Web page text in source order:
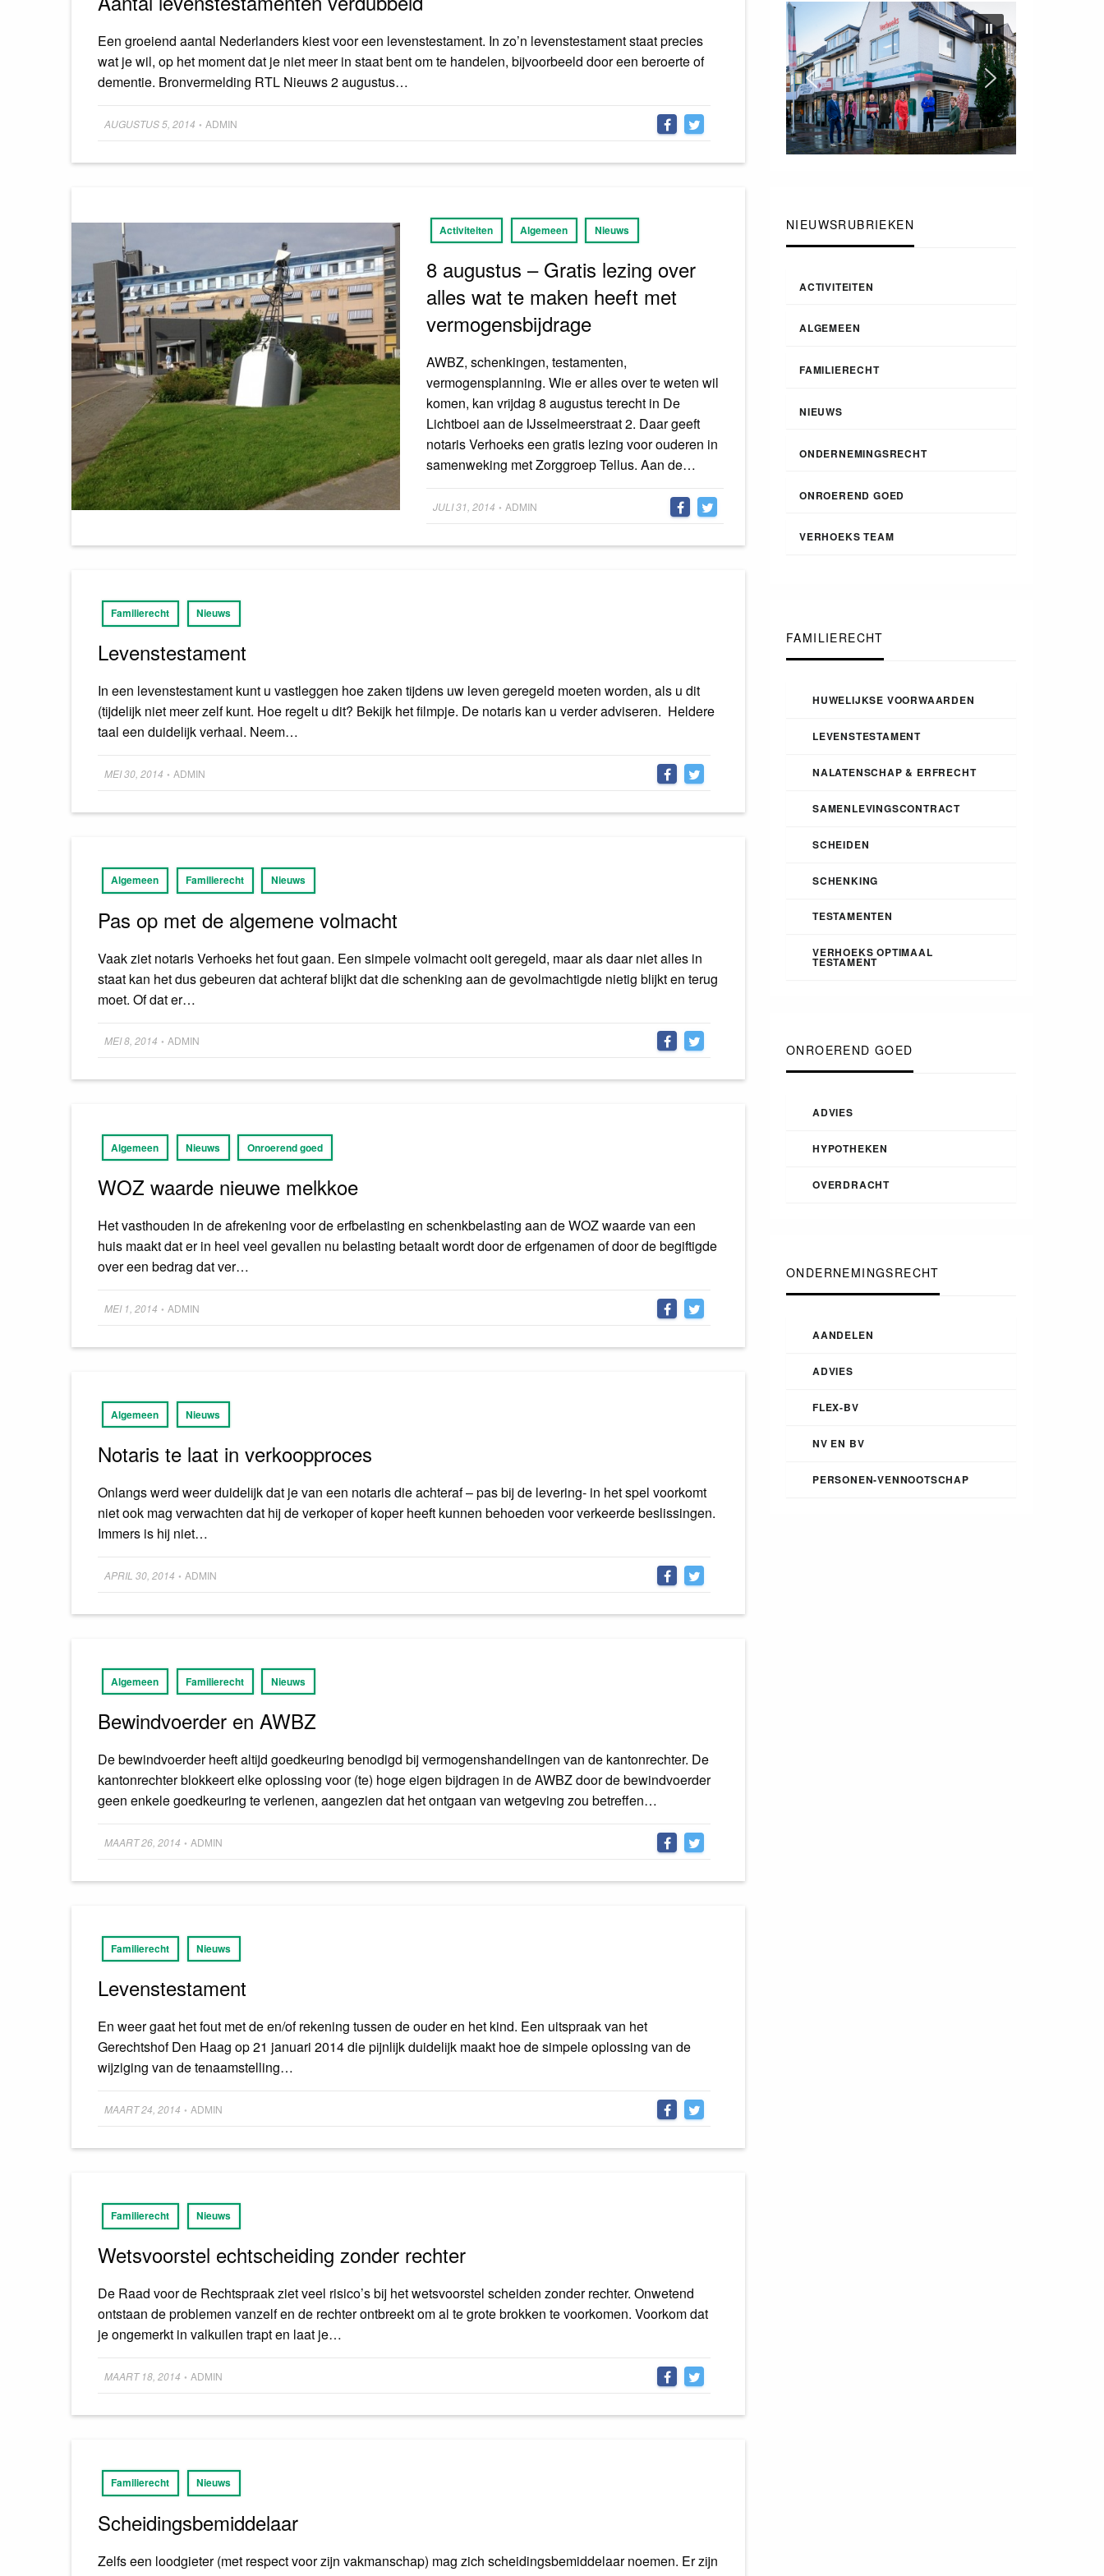
Een groeiend aantal Nederlanders kiest voor een levenstestament. In zo’n levenstestament staat precies
wat je wil, op het moment dat je niet meer in staat bent om te handelen, bijvoorbeeld door een beroerte of
dementie. Bronvermelding RTL Nieuws 2 augustus…
Posted
AUGUSTUS 5, 2014 • ADMIN
Activiteiten Algemeen Nieuws
8 augustus – Gratis lezing over
alles wat te maken heeft met
vermogensbijdrage
AWBZ, schenkingen, testamenten,
vermogensplanning. Wie er alles over te weten wil
komen, kan vrijdag 8 augustus terecht in De
Lichtboei aan de IJsselmeerstraat 2. Daar geeft
notaris Verhoeks een gratis lezing voor ouderen in
samenweking met Zorggroep Tellus. Aan de…
Posted
JULI 31, 2014 • ADMIN
Familierecht Nieuws
Levenstestament
In een levenstestament kunt u vastleggen hoe zaken tijdens uw leven geregeld moeten worden, als u dit
(tijdelijk niet meer zelf kunt. Hoe regelt u dit? Bekijk het filmpje. De notaris kan u verder adviseren. Heldere
taal een duidelijk verhaal. Neem…
Posted
MEI 30, 2014 • ADMIN
Algemeen Familierecht Nieuws
Pas op met de algemene volmacht
Vaak ziet notaris Verhoeks het fout gaan. Een simpele volmacht ooit geregeld, maar als daar niet alles in
staat kan het dus gebeuren dat achteraf blijkt dat die schenking aan de gevolmachtigde nietig blijkt en terug
moet. Of dat er…
Posted
MEI 8, 2014 • ADMIN
Algemeen Nieuws Onroerend goed
WOZ waarde nieuwe melkkoe
Het vasthouden in de afrekening voor de erfbelasting en schenkbelasting aan de WOZ waarde van een
huis maakt dat er in heel veel gevallen nu belasting betaalt wordt door de erfgenamen of door de begiftigde
over een bedrag dat ver…
Posted
MEI 1, 2014 • ADMIN
Algemeen Nieuws
Notaris te laat in verkoopproces
Onlangs werd weer duidelijk dat je van een notaris die achteraf – pas bij de levering- in het spel voorkomt
niet ook mag verwachten dat hij de verkoper of koper heeft kunnen behoeden voor verkeerde beslissingen.
Immers is hij niet…
Posted
APRIL 30, 2014 • ADMIN
Algemeen Familierecht Nieuws
Bewindvoerder en AWBZ
De bewindvoerder heeft altijd goedkeuring benodigd bij vermogenshandelingen van de kantonrechter. De
kantonrechter blokkeert elke oplossing voor (te) hoge eigen bijdragen in de AWBZ door de bewindvoerder
geen enkele goedkeuring te verlenen, aangezien dat het ontgaan van wetgeving zou betreffen…
Posted
MAART 26, 2014 • ADMIN
Familierecht Nieuws
Levenstestament
En weer gaat het fout met de en/of rekening tussen de ouder en het kind. Een uitspraak van het
Gerechtshof Den Haag op 21 januari 2014 die pijnlijk duidelijk maakt hoe de simpele oplossing van de
wijziging van de tenaamstelling…
Posted
MAART 24, 2014 • ADMIN
Familierecht Nieuws
Wetsvoorstel echtscheiding zonder rechter
De Raad voor de Rechtspraak ziet veel risico’s bij het wetsvoorstel scheiden zonder rechter. Onwetend
ontstaan de problemen vanzelf en de rechter ontbreekt om al te grote brokken te voorkomen. Voorkom dat
je ongemerkt in valkuilen trapt en laat je…
Posted
MAART 18, 2014 • ADMIN
Familierecht Nieuws
Scheidingsbemiddelaar
Zelfs een loodgieter (met respect voor zijn vakmanschap) mag zich scheidingsbemiddelaar noemen. Er zijn
NIEUWSRUBRIEKEN
ACTIVITEITEN
ALGEMEEN
FAMILIERECHT
NIEUWS
ONDERNEMINGSRECHT
ONROEREND GOED
VERHOEKS TEAM
FAMILIERECHT
HUWELIJKSE VOORWAARDEN
LEVENSTESTAMENT
NALATENSCHAP & ERFRECHT
SAMENLEVINGSCONTRACT
SCHEIDEN
SCHENKING
TESTAMENTEN
VERHOEKS OPTIMAAL
TESTAMENT
ONROEREND GOED
ADVIES
HYPOTHEKEN
OVERDRACHT
ONDERNEMINGSRECHT
AANDELEN
ADVIES
FLEX-BV
NV EN BV
PERSONEN-VENNOOTSCHAP